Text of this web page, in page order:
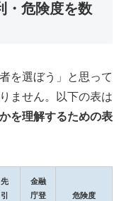
・危険度を数
を選ぼう」と思って
ません。以下の表は
を理解するための表
先
引
金融
庁登
危険度